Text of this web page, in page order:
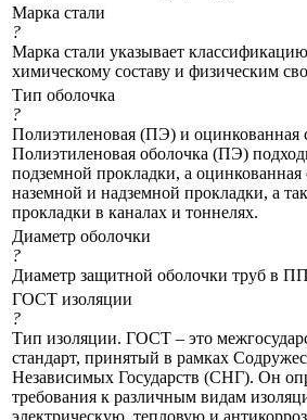
Марка стали
?
Марка стали указывает
химическому составу и физическим
Тип оболочка
?
Полиэтиленовая (ПЭ) и оцинкованная
Полиэтиленовая оболочка (ПЭ)
подземной прокладки, а
наземной и надземной прокладки, а
прокладки в каналах и тоннелях.
Диаметр оболочки
?
Диаметр защитной оболочки труб в
ГОСТ изоляции
?
Тип изоляции. ГОСТ – это
стандарт, принятый в рамках
Независимых Государств (СНГ). Он
требования к различным видам